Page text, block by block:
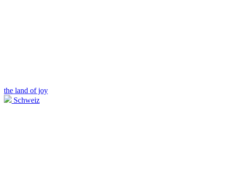
the land of joy
Schweiz